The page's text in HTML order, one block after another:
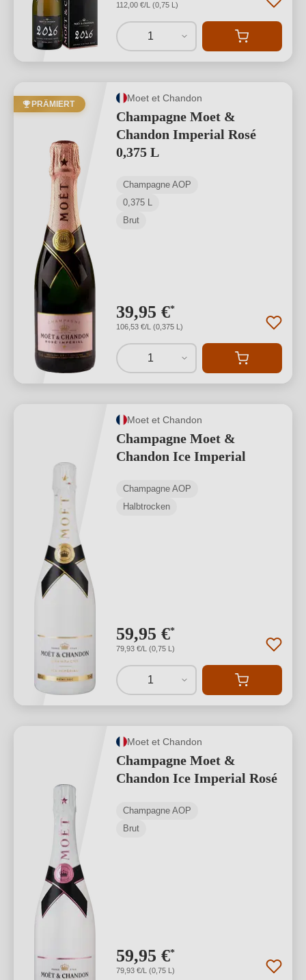
112,00 €/L (0,75 L)
1
PRÄMIERT
Moet et Chandon
Champagne Moet &
Chandon Imperial Rosé
0,375 L
Champagne AOP
0,375 L
Brut
39,95 €*
106,53 €/L (0,375 L)
1
Moet et Chandon
Champagne Moet &
Chandon Ice Imperial
Champagne AOP
Halbtrocken
59,95 €*
79,93 €/L (0,75 L)
1
Moet et Chandon
Champagne Moet &
Chandon Ice Imperial Rosé
Champagne AOP
Brut
59,95 €*
79,93 €/L (0,75 L)